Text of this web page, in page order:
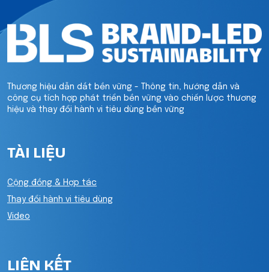
Thương hiệu dẫn dắt bền vững - Thông tin, hướng dẫn và
công cụ tích hợp phát triển bền vững vào chiến lược thương
hiệu và thay đổi hành vi tiêu dùng bền vững
TÀI LIỆU
Cộng đồng & Hợp tác
Thay đổi hành vi tiêu dùng
Video
LIÊN KẾT